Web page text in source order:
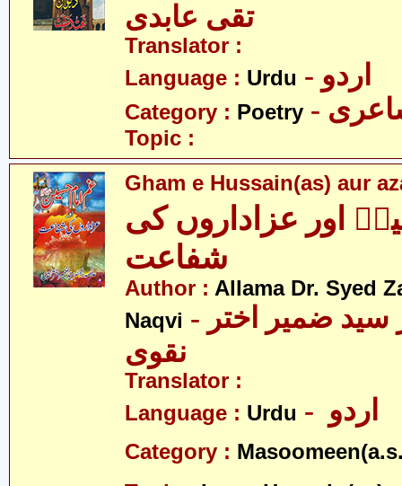
تقی عابدی
Translator :
Language : Urdu - اردو
Category : Poetry
Topic :
Gham e Hussain(as) aur
اور عزاداروں کی
شفاعت
Author : Allama Dr. Syed
Naqvi - علامہ ڈاکٹر سید ضمیر اختر
نقوی
Translator :
Language : Urdu
Category :